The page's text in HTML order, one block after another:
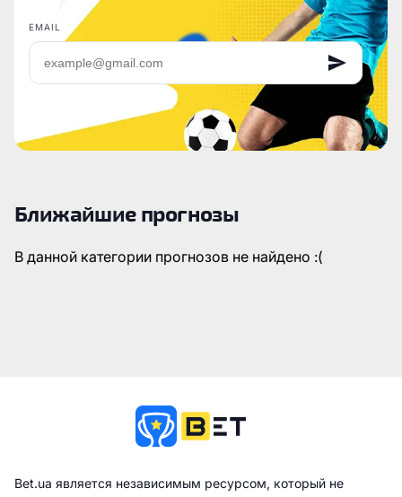
EMAIL
Ближайшие прогнозы
В данной категории прогнозов не найдено :(
Bet.ua является независимым ресурсом, который не